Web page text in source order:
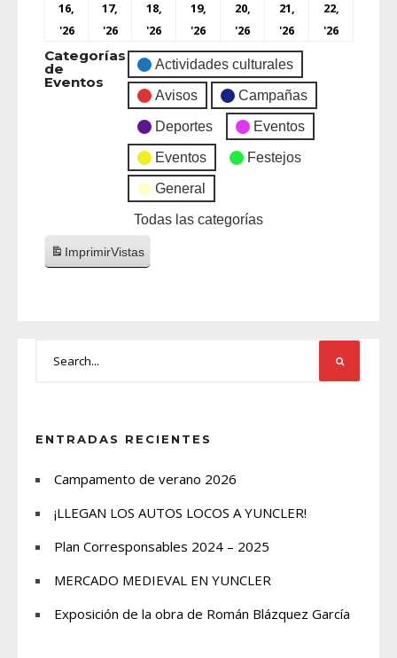
16,
'26
17,
'26
18,
'26
19,
'26
20,
'26
21,
'26
22,
'26
Categorías
de
Eventos
Actividades culturales
Avisos Campañas
Deportes Eventos
Eventos Festejos
General
Todas las categorías
ImprimirVistas
ENTRADAS RECIENTES
Campamento de verano 2026
¡LLEGAN LOS AUTOS LOCOS A YUNCLER!
Plan Corresponsables 2024 – 2025
MERCADO MEDIEVAL EN YUNCLER
Exposición de la obra de Román Blázquez García